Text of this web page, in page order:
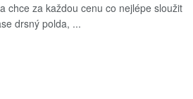
chce za každou cenu co nejlépe sloužit
drsný polda, ...